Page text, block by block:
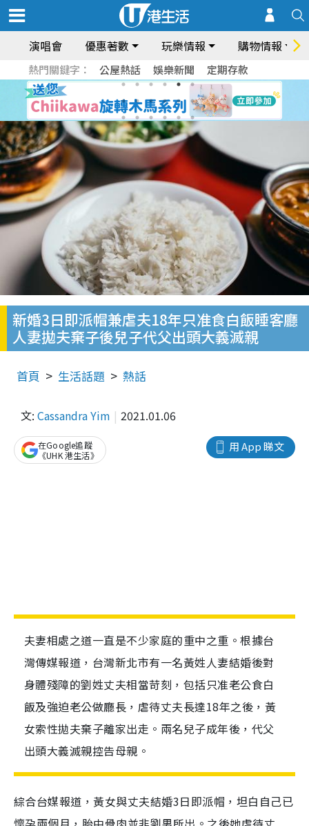
演唱會 優惠著數 玩樂情報 購物情報
熱門關鍵字： 公屋熱話 娛樂新聞 定期存款
新婚3日即派帽兼虐夫18年只准食白飯睡客廳
人妻拋夫棄子後兒子代父出頭大義滅親
首頁 生活話題 熱話
文: Cassandra Yim 2021.01.06
用 App 睇文
在Google追蹤
《UHK 港生活》
夫妻相處之道一直是不少家庭的重中之重。根據台
灣傳媒報道，台灣新北市有一名黃姓人妻結婚後對
身體殘障的劉姓丈夫相當苛刻，包括只准老公食白
飯及強迫老公做廳長，虐待丈夫長達18年之後，黃
女索性拋夫棄子離家出走。兩名兒子成年後，代父
出頭大義滅親控告母親。
綜合台媒報道，黃女與丈夫結婚3日即派帽，坦白自己已